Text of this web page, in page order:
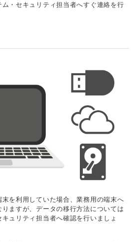
・セキュリティ担当者へすぐ連絡を行
を利用していた場合、業務用の端末へ
ますが、データの移行方法については
ュリティ担当者へ確認を行いましょ